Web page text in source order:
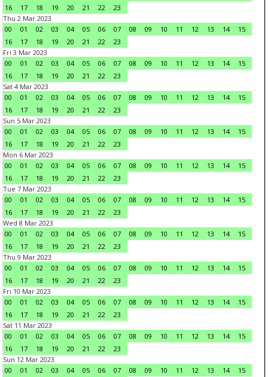
16
17 18 19 20 21 22
23
Thu 2 Mar 2023
00
01 02 03 04 05 06 07 08 09 10 11 12 13 14
15
16
17 18 19 20 21 22
23
Fri 3 Mar 2023
00
01 02 03 04 05 06 07 08 09 10 11 12 13 14
15
16
17 18 19 20 21 22
23
Sat 4 Mar 2023
00
01 02 03 04 05 06 07 08 09 10 11 12 13 14
15
16
17 18 19 20 21 22
23
Sun 5 Mar 2023
00
01 02 03 04 05 06 07 08 09 10 11 12 13 14
15
16
17 18 19 20 21 22
23
Mon 6 Mar 2023
00
01 02 03 04 05 06 07 08 09 10 11 12 13 14
15
16
17 18 19 20 21 22
23
Tue 7 Mar 2023
00
01 02 03 04 05 06 07 08 09 10 11 12 13 14
15
16
17 18 19 20 21 22
23
Wed 8 Mar 2023
00
01 02 03 04 05 06 07 08 09 10 11 12 13 14
15
16
17 18 19 20 21 22
23
Thu 9 Mar 2023
00
01 02 03 04 05 06 07 08 09 10 11 12 13 14
15
16
17 18 19 20 21 22
23
Fri 10 Mar 2023
00
01 02 03 04 05 06 07 08 09 10 11 12 13 14
15
16
17 18 19 20 21 22
23
Sat 11 Mar 2023
00
01 02 03 04 05 06 07 08 09 10 11 12 13 14
15
16
17 18 19 20 21 22
23
Sun 12 Mar 2023
00
01 02 03 04 05 06 07 08 09 10 11 12 13 14 15